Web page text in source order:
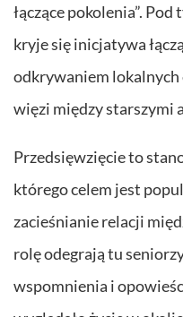
łączące pokolenia”.
kryje się inicjatywa
odkrywaniem
więzi między starszymi
Przedsięwzięcie to
którego celem jest
zacieśnianie relacji
rolę odegrają tu
wspomnienia i